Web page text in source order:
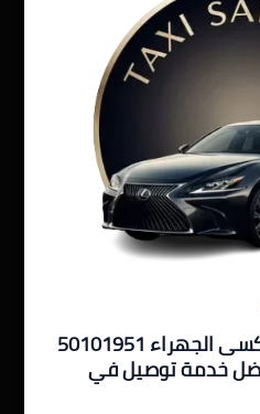
تاكسي الجهراء: رقم تكسى الجهراء 50101951
خدمة توصيل في